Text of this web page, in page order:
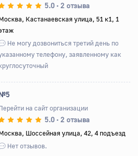
5.0 • 2 отзыва
Кастанаевская улица, 51 к1, 1
Не могу дозвониться третий день по
телефону, заявленному как
на сайт организации
5.0 • 2 отзыва
Шоссейная улица, 42, 4 подъезд
Нет отзывов.